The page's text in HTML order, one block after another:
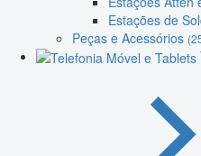
Estações de
Peças e Acessórios